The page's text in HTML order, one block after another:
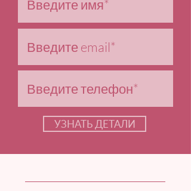
УЗНАТЬ ДЕТАЛИ